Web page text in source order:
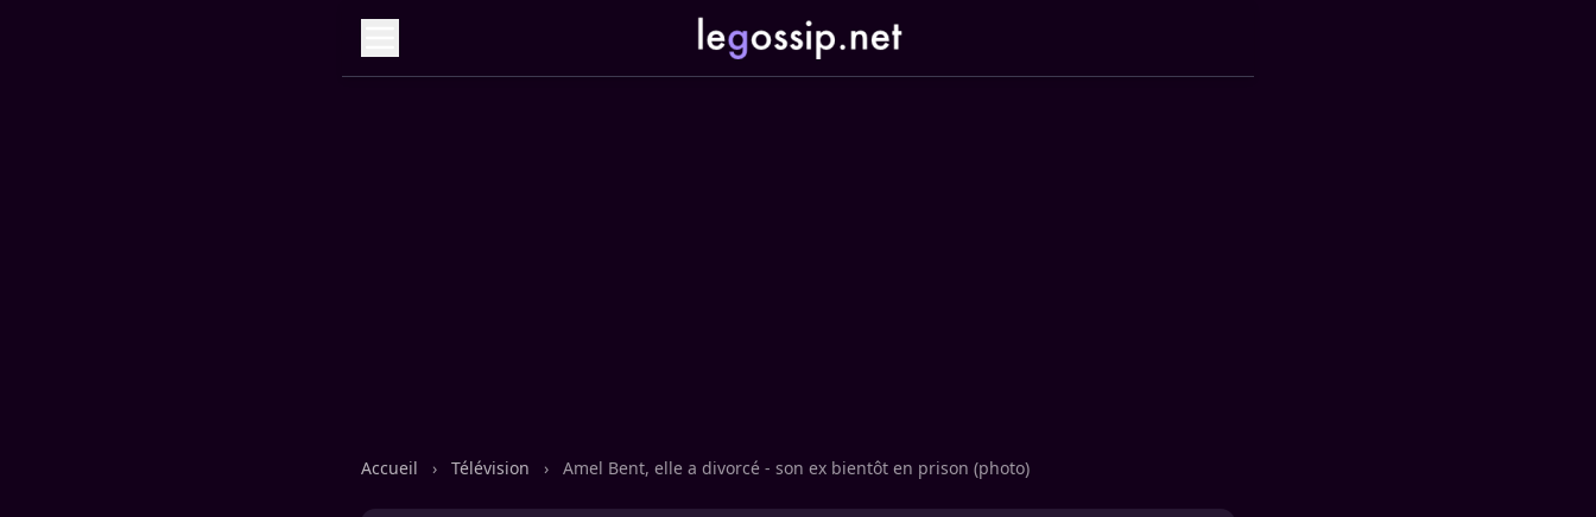
Accueil › Télévision › Amel Bent, elle a divorcé - son ex bientôt en prison (photo)